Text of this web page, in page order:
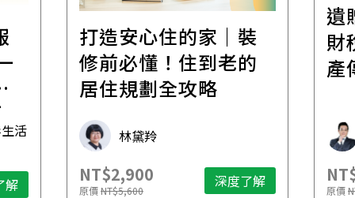
活
解
打造安心住的家｜裝
修前必懂！住到老的
居住規劃全攻略
林黛羚
NT$2,900
原價NT$5,600 深度了解
遺
財
產
原價